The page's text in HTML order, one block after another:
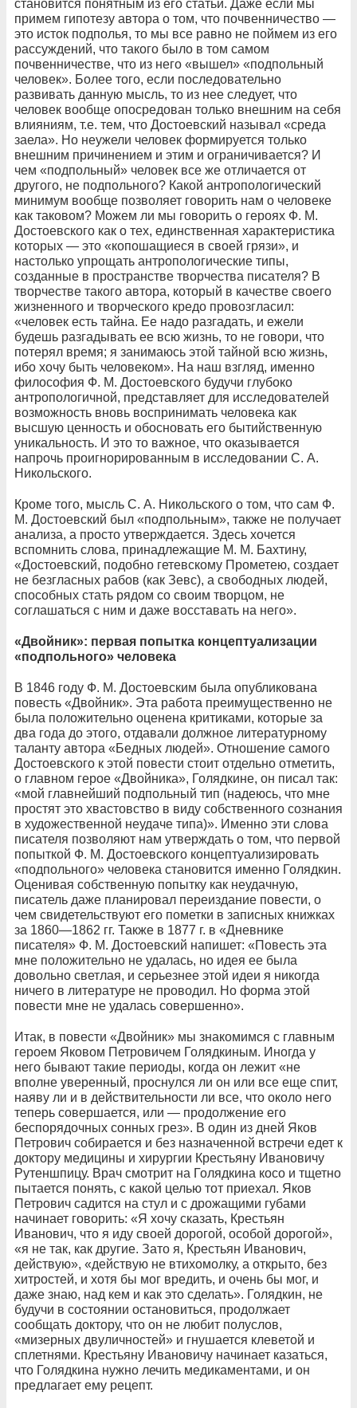
становится понятным из его статьи. Даже если мы
примем гипотезу автора о том, что почвенничество —
это исток подполья, то мы все равно не поймем из его
рассуждений, что такого было в том самом
почвенничестве, что из него «вышел» «подпольный
человек». Более того, если последовательно
развивать данную мысль, то из нее следует, что
человек вообще опосредован только внешним на себя
влияниям, т.е. тем, что Достоевский называл «среда
заела». Но неужели человек формируется только
внешним причинением и этим и ограничивается? И
чем «подпольный» человек все же отличается от
другого, не подпольного? Какой антропологический
минимум вообще позволяет говорить нам о человеке
как таковом? Можем ли мы говорить о героях Ф. М.
Достоевского как о тех, единственная характеристика
которых — это «копошащиеся в своей грязи», и
настолько упрощать антропологические типы,
созданные в пространстве творчества писателя? В
творчестве такого автора, который в качестве своего
жизненного и творческого кредо провозгласил:
«человек есть тайна. Ее надо разгадать, и ежели
будешь разгадывать ее всю жизнь, то не говори, что
потерял время; я занимаюсь этой тайной всю жизнь,
ибо хочу быть человеком». На наш взгляд, именно
философия Ф. М. Достоевского будучи глубоко
антропологичной, представляет для исследователей
возможность вновь воспринимать человека как
высшую ценность и обосновать его бытийственную
уникальность. И это то важное, что оказывается
напрочь проигнорированным в исследовании С. А.
Никольского.
Кроме того, мысль С. А. Никольского о том, что сам Ф.
М. Достоевский был «подпольным», также не получает
анализа, а просто утверждается. Здесь хочется
вспомнить слова, принадлежащие М. М. Бахтину,
«Достоевский, подобно гетевскому Прометею, создает
не безгласных рабов (как Зевс), а свободных людей,
способных стать рядом со своим творцом, не
соглашаться с ним и даже восставать на него».
«Двойник»: первая попытка концептуализации
«подпольного» человека
В 1846 году Ф. М. Достоевским была опубликована
повесть «Двойник». Эта работа преимущественно не
была положительно оценена критиками, которые за
два года до этого, отдавали должное литературному
таланту автора «Бедных людей». Отношение самого
Достоевского к этой повести стоит отдельно отметить,
о главном герое «Двойника», Голядкине, он писал так:
«мой главнейший подпольный тип (надеюсь, что мне
простят это хвастовство в виду собственного сознания
в художественной неудаче типа)». Именно эти слова
писателя позволяют нам утверждать о том, что первой
попыткой Ф. М. Достоевского концептуализировать
«подпольного» человека становится именно Голядкин.
Оценивая собственную попытку как неудачную,
писатель даже планировал переиздание повести, о
чем свидетельствуют его пометки в записных книжках
за 1860—1862 гг. Также в 1877 г. в «Дневнике
писателя» Ф. М. Достоевский напишет: «Повесть эта
мне положительно не удалась, но идея ее была
довольно светлая, и серьезнее этой идеи я никогда
ничего в литературе не проводил. Но форма этой
повести мне не удалась совершенно».
Итак, в повести «Двойник» мы знакомимся с главным
героем Яковом Петровичем Голядкиным. Иногда у
него бывают такие периоды, когда он лежит «не
вполне уверенный, проснулся ли он или все еще спит,
наяву ли и в действительности ли все, что около него
теперь совершается, или — продолжение его
беспорядочных сонных грез». В один из дней Яков
Петрович собирается и без назначенной встречи едет к
доктору медицины и хирургии Крестьяну Ивановичу
Рутеншпицу. Врач смотрит на Голядкина косо и тщетно
пытается понять, с какой целью тот приехал. Яков
Петрович садится на стул и с дрожащими губами
начинает говорить: «Я хочу сказать, Крестьян
Иванович, что я иду своей дорогой, особой дорогой»,
«я не так, как другие. Зато я, Крестьян Иванович,
действую», «действую не втихомолку, а открыто, без
хитростей, и хотя бы мог вредить, и очень бы мог, и
даже знаю, над кем и как это сделать». Голядкин, не
будучи в состоянии остановиться, продолжает
сообщать доктору, что он не любит полуслов,
«мизерных двуличностей» и гнушается клеветой и
сплетнями. Крестьяну Ивановичу начинает казаться,
что Голядкина нужно лечить медикаментами, и он
предлагает ему рецепт.